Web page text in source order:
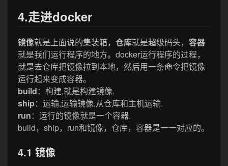
4.走进docker
镜像就是上面说的集装箱， 仓库就是超级码头， 容器
就是我们运行程序的地方。docker运行程序的过程，
就是去仓库把镜像拉到本地，然后用一条命令把镜像
运行起来变成容器。
build：构建,就是构建镜像.
ship：运输,运输镜像,从仓库和主机运输.
run：运行的镜像就是一个容器.
build，ship，run和镜像，仓库，容器是一一对应的。
4.1 镜像